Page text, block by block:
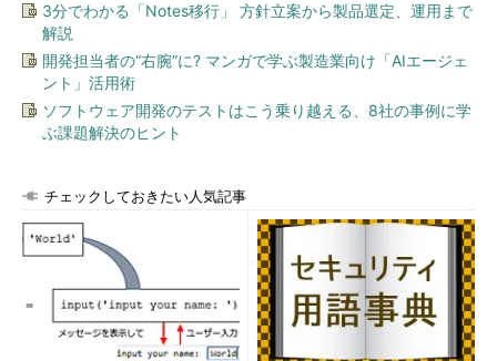
「Windows10 フォントが汚いので一発変更!」の
画面
「Windows10 フォントが汚いので一発変更!」
は、「Windows XP」「Windows Vista/7」「Win
dows 8/8.1」「Windows 10」から、設定したい
システムフォントを選ぶだけ、というシンプルな
ツールだ。後述の「Meiryo UIも大っきらい!!」と
細かくフォントを指定したいなら「Meiryo UIも大っきら
「Meiryo UIも大っきらい!!」は、「MS UI Gothic」「メイリ
オ」「Meiryo UI」「Yu Gothic UI」以外のフォントをシステムフ
3分でわかる「Notes移行」 方針立案から製品選定、運用まで
解説
開発担当者の“右腕”に? マンガで学ぶ製造業向け「AIエージェ
ント」活用術
ソフトウェア開発のテストはこう乗り越える、8社の事例に学
ぶ課題解決のヒント
チェックしておきたい人気記事